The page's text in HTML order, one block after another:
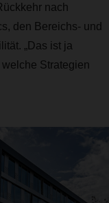
nach
den Bereichs- und
„Das ist ja
Strategien